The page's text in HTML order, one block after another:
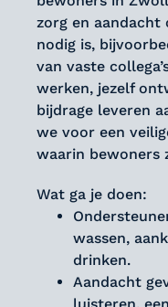
zorg en
nodig is,
van vaste
werken, jezelf
bijdrage leveren
we voor een
waarin bewoners
Wat ga je doen:
wassen,
drinken.
Aandacht
luisteren,